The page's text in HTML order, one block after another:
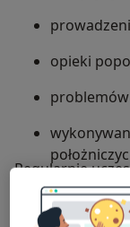
opieki
Regularnie
towarzystw
ginekologii,